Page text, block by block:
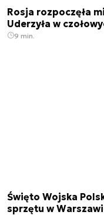
Rosja rozpoczęła
Uderzyła w
9 min.
Święto Wojska
sprzętu w